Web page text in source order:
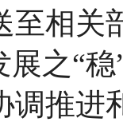
至相关
展之“
调推进